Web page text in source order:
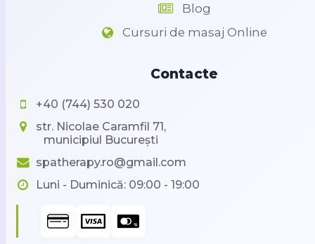
Blog
Cursuri de masaj Online
Contacte
+40 (744) 530 020
str. Nicolae Caramfil 71,
municipiul București
spatherapy.ro@gmail.com
Luni - Duminică: 09:00 - 19:00